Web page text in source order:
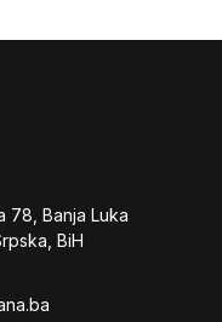
78, Banja Luka
BiH